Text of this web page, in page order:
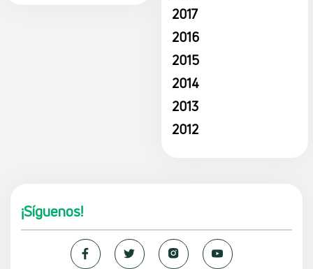
2017
2016
2015
2014
2013
2012
¡Síguenos!